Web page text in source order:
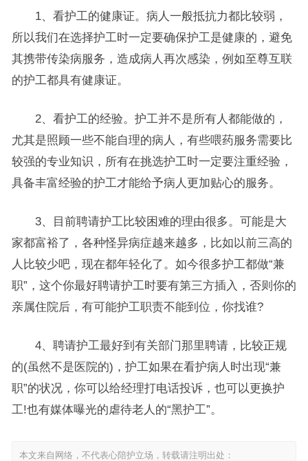
1、看护工的健康证。病人一般抵抗力都比较弱，
所以我们在选择护工时一定要确保护工是健康的，避免
其携带传染病服务，造成病人再次感染，例如至尊互联
的护工都具有健康证。
2、看护工的经验。护工并不是所有人都能做的，
尤其是照顾一些不能自理的病人，有些喂药服务需要比
较强的专业知识，所有在挑选护工时一定要注重经验，
具备丰富经验的护工才能给予病人更加贴心的服务。
3、目前聘请护工比较困难的理由很多。可能是大
家都富裕了，各种怪异病症越来越多，比如以前三高的
人比较少吧，现在都年轻化了。如今很多护工都做“兼
职”，这个你最好聘请护工时要有第三方插入，否则你的
亲属住院后，有可能护工职责不能到位，你找谁?
4、聘请护工最好到有关部门那里聘请，比较正规
的(虽然不是医院的)，护工如果在看护病人时出现“兼
职”的状况，你可以给经理打电话投诉，也可以更换护
工!也有媒体曝光的虐待老人的“黑护工”。
本文来自网络，不代表心陪护立场，转载请注明出处：